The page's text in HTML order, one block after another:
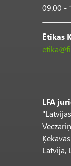
09.00 -
Ētikas
LFA
Latvija,